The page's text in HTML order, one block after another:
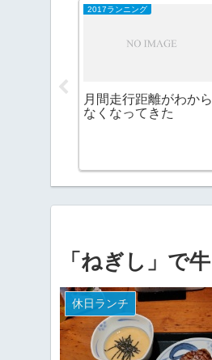
2017ランニング
月間走行距離がわから
なくなってきた
「ねぎし」で
休日ランチ